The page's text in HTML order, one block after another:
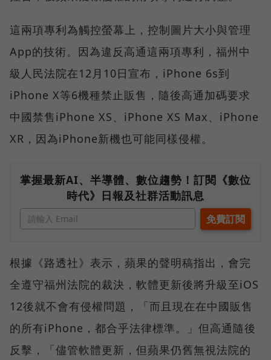
這兩項專利為觸控螢幕上，控制圖片大小與管理
App的技術。因為違反高通這兩項專利，福州中
級人民法院在12月10日宣布，iPhone 6s到
iPhone X等6機種禁止販售，隨後高通加碼要求
中國禁售iPhone XS、iPhone XS Max、iPhone
XR，因為iPhone新機也可能同樣侵權。
掌握最新AI、半導體、數位趨勢！訂閱《數位
時代》日報及社群活動訊息
根據《路透社》表示，蘋果的聲明稿指出，會完
全遵守福州法院的裁決，軟體更新後將升級至iOS
12後就不會有侵權問題，「而且現在在中國販售
的所有iPhone，都合乎法律標準。」但高通隨後
反擊，「儘管軟體更新，但蘋果仍舊無視法院的